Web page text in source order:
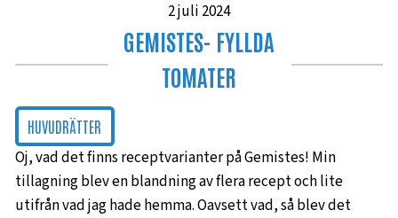
2 juli 2024
GEMISTES- FYLLDA
TOMATER
HUVUDRÄTTER
Oj, vad det finns receptvarianter på Gemistes! Min
tillagning blev en blandning av flera recept och lite
utifrån vad jag hade hemma. Oavsett vad, så blev det